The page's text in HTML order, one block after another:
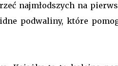
najmłodszych na
podwaliny, które